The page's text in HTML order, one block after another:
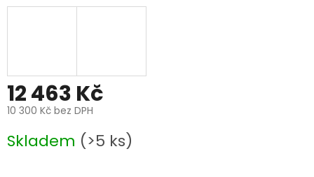
12 463 Kč
10 300 Kč bez DPH
cena:
Skladem (>5 ks)